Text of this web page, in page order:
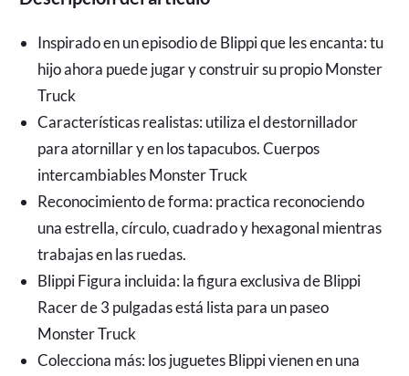
Inspirado en un episodio de Blippi que les encanta: tu
hijo ahora puede jugar y construir su propio Monster
Truck
Características realistas: utiliza el destornillador
para atornillar y en los tapacubos. Cuerpos
intercambiables Monster Truck
Reconocimiento de forma: practica reconociendo
una estrella, círculo, cuadrado y hexagonal mientras
trabajas en las ruedas.
Blippi Figura incluida: la figura exclusiva de Blippi
Racer de 3 pulgadas está lista para un paseo
Monster Truck
Colecciona más: los juguetes Blippi vienen en una